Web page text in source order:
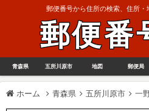
郵便番号から住所の検索、住所
郵便番
青森県 五所川原市 地図 郵便局
ホーム 青森県 五所川原市 一